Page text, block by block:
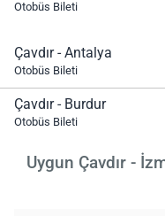
Otobüs Bileti
Çavdır - Antalya
Otobüs Bileti
Çavdır - Burdur
Otobüs Bileti
Uygun Çavdır -